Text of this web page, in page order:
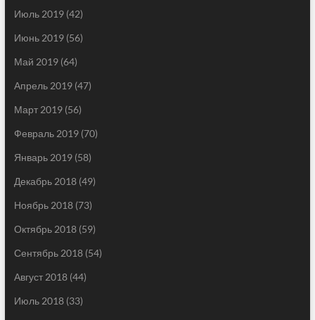
Июль 2019(42)
Июнь 2019(56)
Май 2019(64)
Апрель 2019(47)
Март 2019(56)
Февраль 2019(70)
Январь 2019(58)
Декабрь 2018(49)
Ноябрь 2018(73)
Октябрь 2018(59)
Сентябрь 2018(54)
Август 2018(44)
Июль 2018(33)